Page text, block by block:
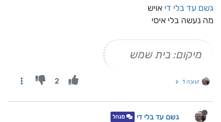
גשם עד בלי די אויש
מה נעשה בלי איסי
מיקום: בית שמש
תגובה 1 2
גשם עד בלי די מנהל